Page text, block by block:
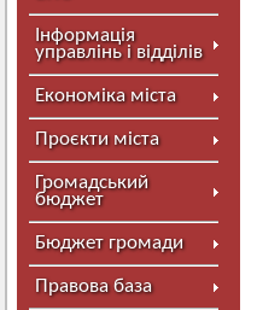
Інформація
управлінь і відділів
Економіка міста
Проєкти міста
Громадський
бюджет
Бюджет громади
Правова база